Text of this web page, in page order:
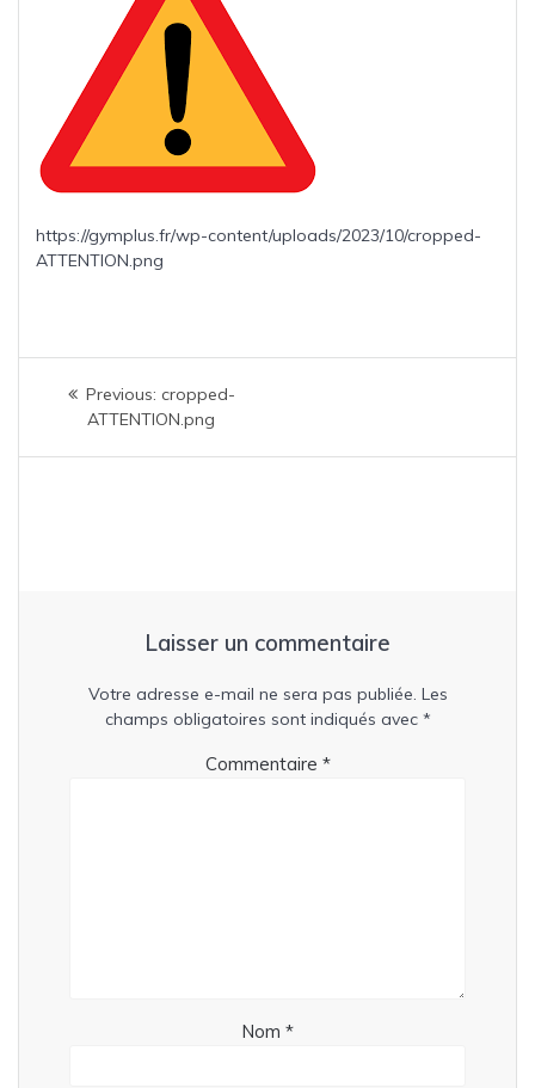
https://gymplus.fr/wp-content/uploads/2023/10/cropped-
ATTENTION.png
Navigation
Previous: Previous
post:
cropped-
ATTENTION.png
Laisser un commentaire
Votre adresse e-mail ne sera pas publiée. Les
champs obligatoires sont indiqués avec *
Commentaire *
Nom *